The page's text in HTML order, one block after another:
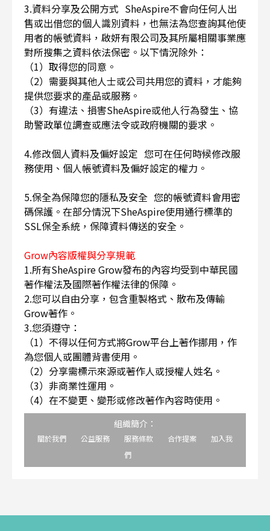
3.資料分享及公開方式 SheAspire不會向任何人出
售或出借您的個人識別資料，也無法為您查詢其他使
用者的帳號資料，啟妍有限公司及其所屬相關事業應
對所搜集之資料依法保密。以下情況除外：
（1）取得您的同意。
（2）需要與其他人士或公司共用您的資料，才能夠
提供您要求的產品或服務。
（3）有違法、損害SheAspire或他人行為發生、協
助警政單位調查或應法令或政府機關的要求。
4.修改個人資料及偏好設定 您可在任何時候修改服
務使用、個人帳號資料及偏好設定的權力。
5.保全為保障您的隱私及安全 您的帳號資料會用密
碼保護。在部分情況下SheAspire使用通行標準的
SSL保全系統，保障資料傳送的安全。
Grow內容版權與分享規範
1.所有SheAspire Grow發布的內容均受到中華民國
著作權法及國際著作權法律的保障。
2.您可以自由分享，包含重製格式、散布及傳輸
Grow著作。
3.您須遵守：
（1）不得以任何方式將Grow平台上著作挪用，作
為您個人或團體背書使用。
（2）分享需標示來源或著作人或授權人姓名。
（3）非商業性運用。
（4）在不變更、變形或修改著作內容時使用。
組織簡介：
關於我們 公益服務 服務條款 合作提案
加入我
們